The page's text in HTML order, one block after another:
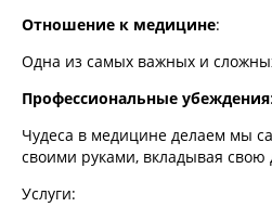
Отношение к медицине:
Одна из самых важных и
Профессиональные убеждения:
Чудеса в медицине делаем мы
своими руками, вкладывая свою
Услуги: